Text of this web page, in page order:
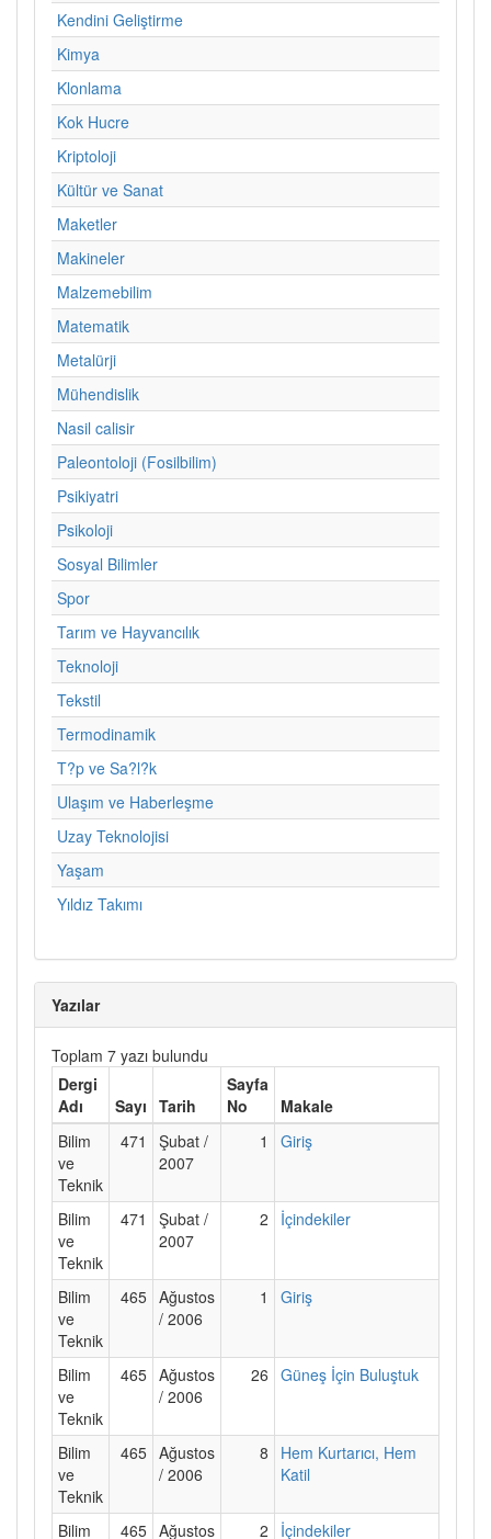
Kendini Geliştirme
Kimya
Klonlama
Kok Hucre
Kriptoloji
Kültür ve Sanat
Maketler
Makineler
Malzemebilim
Matematik
Metalürji
Mühendislik
Nasil calisir
Paleontoloji (Fosilbilim)
Psikiyatri
Psikoloji
Sosyal Bilimler
Spor
Tarım ve Hayvancılık
Teknoloji
Tekstil
Termodinamik
T?p ve Sa?l?k
Ulaşım ve Haberleşme
Uzay Teknolojisi
Yaşam
Yıldız Takımı
Yazılar
Toplam 7 yazı bulundu
Dergi
Adı
Sayı Tarih
Sayfa
No
Makale
Bilim
ve
Teknik
471
Şubat /
2007
1 Giriş
Bilim
ve
Teknik
471
Şubat /
2007
2 İçindekiler
Bilim
ve
Teknik
465 Ağustos
/ 2006
1 Giriş
Bilim
ve
Teknik
465 Ağustos
/ 2006
26 Güneş İçin Buluştuk
Bilim
ve
Teknik
465 Ağustos
/ 2006
8
Hem Kurtarıcı, Hem
Katil
Bilim 465 Ağustos 2 İçindekiler